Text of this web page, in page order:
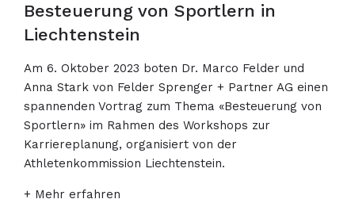
Besteuerung von Sportlern in
Liechtenstein
Am 6. Oktober 2023 boten Dr. Marco Felder und
Anna Stark von Felder Sprenger + Partner AG einen
spannenden Vortrag zum Thema «Besteuerung von
Sportlern» im Rahmen des Workshops zur
Karriereplanung, organisiert von der
Athletenkommission Liechtenstein.
+ Mehr erfahren